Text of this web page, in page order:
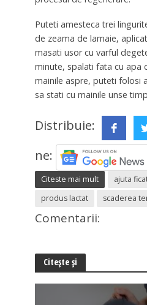
Puteti amesteca trei
de zeama de lamaie,
masati usor cu varful
minute, spalati fata cu apa
mainile aspre, puteti folosi
sa stati cu mainile unse
Distribuie:
ne:
Citeste mai mult
ajuta
produs lactat
scaderea
Comentarii:
Citește și